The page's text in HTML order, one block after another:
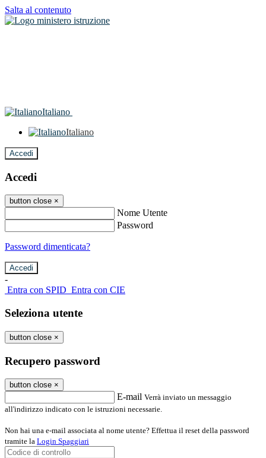
Salta al contenuto
Italiano
Italiano
Accedi
Accedi
button close ×
Nome Utente
Password
Password dimenticata?
-
Entra con SPID Entra con CIE
Seleziona utente
button close ×
Recupero password
button close ×
E-mail Verrà inviato un messaggio
all'indirizzo indicato con le istruzioni necessarie.
Non hai una e-mail associata al nome utente? Effettua il reset della password
tramite la Login Spaggiari